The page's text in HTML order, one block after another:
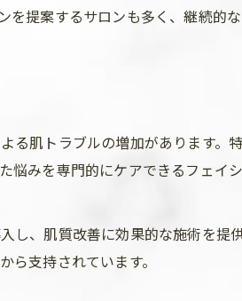
チ
み
ート
提案するサロンも多く、継続的
る肌トラブルの増加があります。
悩みを専門的にケアできるフェイ
し、肌質改善に効果的な施術を提
支持されています。